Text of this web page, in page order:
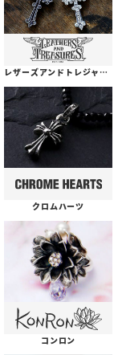
レザーズアンドトレジャーズ
クロムハーツ
コンロン